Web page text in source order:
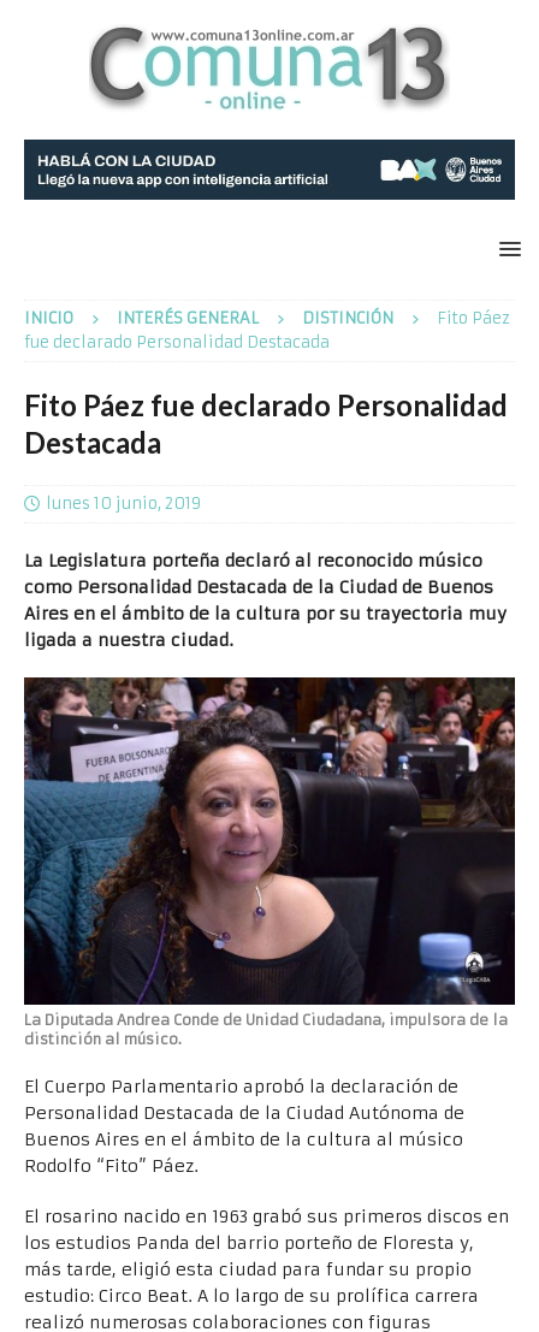
INICIO INTERÉS GENERAL DISTINCIÓN
Fito Páez
fue declarado Personalidad Destacada
Fito Páez fue declarado Personalidad
Destacada
lunes 10 junio, 2019
La Legislatura porteña declaró al reconocido músico
como Personalidad Destacada de la Ciudad de Buenos
Aires en el ámbito de la cultura por su trayectoria muy
ligada a nuestra ciudad.
La Diputada Andrea Conde de Unidad Ciudadana, impulsora de la
distinción al músico.
El Cuerpo Parlamentario aprobó la declaración de
Personalidad Destacada de la Ciudad Autónoma de
Buenos Aires en el ámbito de la cultura al músico
Rodolfo “Fito” Páez.
El rosarino nacido en 1963 grabó sus primeros discos en
los estudios Panda del barrio porteño de Floresta y,
más tarde, eligió esta ciudad para fundar su propio
estudio: Circo Beat. A lo largo de su prolífica carrera
realizó numerosas colaboraciones con figuras